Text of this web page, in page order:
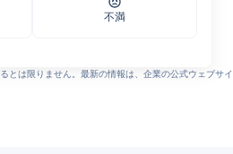
不満
とは限りません。最新の情報は、企業の公式ウェブサ